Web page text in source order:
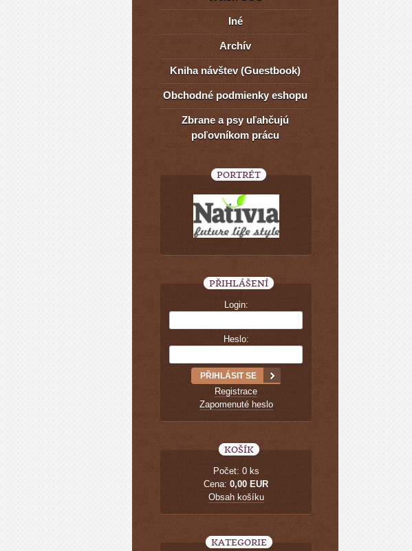
Iné
Archív
Kniha návštev (Guestbook)
Obchodné podmienky eshopu
Zbrane a psy uľahčujú
poľovníkom prácu
PORTRÉT
PŘIHLÁŠENÍ
Login:
Heslo:
Registrace
Zapomenuté heslo
KOŠÍK
Počet: 0 ks
Cena: 0,00 EUR
Obsah košíku
KATEGORIE